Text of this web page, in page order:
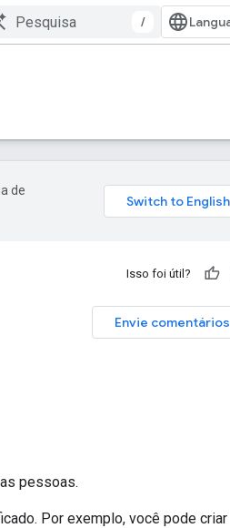
/
de
Isso foi útil?
Envie comentários
pessoas.
Por exemplo, você pode criar